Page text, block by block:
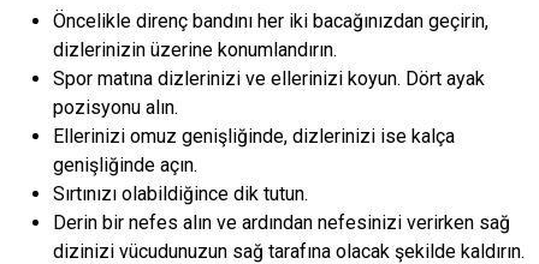
Öncelikle direnç bandını her iki bacağınızdan geçirin,
dizlerinizin üzerine konumlandırın.
Spor matına dizlerinizi ve ellerinizi koyun. Dört ayak
pozisyonu alın.
Ellerinizi omuz genişliğinde, dizlerinizi ise kalça
genişliğinde açın.
Sırtınızı olabildiğince dik tutun.
Derin bir nefes alın ve ardından nefesinizi verirken sağ
dizinizi vücudunuzun sağ tarafına olacak şekilde kaldırın.